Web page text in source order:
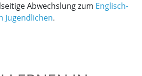
Abwechslung zum Englisch-
Jugendlichen.